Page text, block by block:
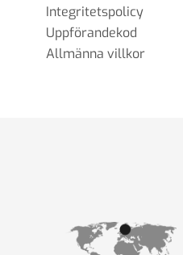
Integritetspolicy
Uppförandekod
Allmänna villkor